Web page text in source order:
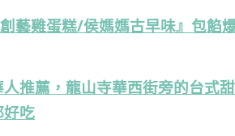
藝雞蛋糕/侯媽媽古早味』包餡
人推薦，龍山寺華西街旁的台式
好吃